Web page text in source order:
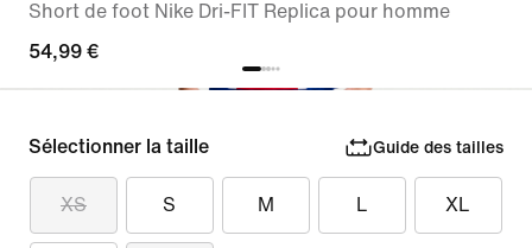
Short de foot Nike Dri-FIT Replica pour homme
54,99 €
Sélectionner la taille Guide des tailles
XS S M L XL